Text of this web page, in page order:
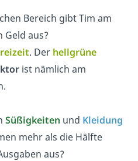
Bereich gibt Tim am
Geld aus?
. Der hellgrüne
ist nämlich am
Süßigkeiten und Kleidung
mehr als die Hälfte
aus?